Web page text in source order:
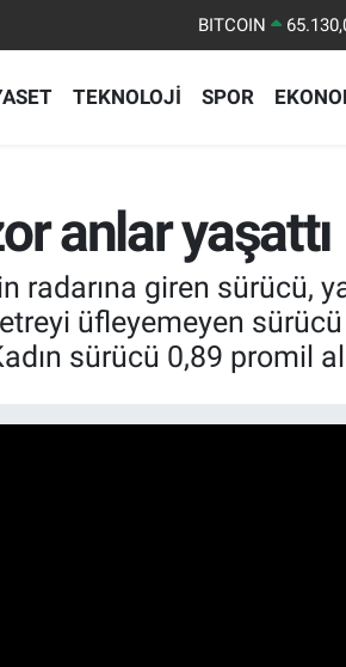
DOLAR
STERLİN
BITCOIN
TEKNOLOJİ SPOR
anlar yaşattı
radarına giren sürücü,
üfleyemeyen sürücü
sürücü 0,89 promil